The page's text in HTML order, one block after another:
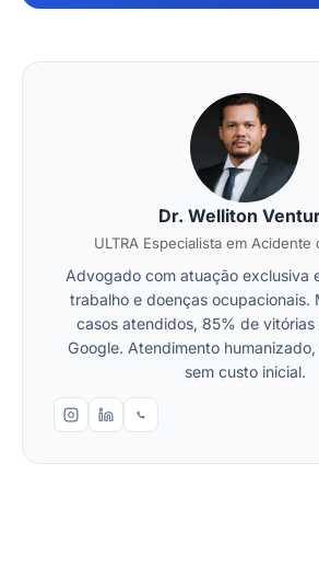
Dr. Welliton
ULTRA Especialista em Acidente
Advogado com atuação exclusiva
trabalho e doenças ocupacionais.
casos atendidos, 85% de vitórias
Google. Atendimento
sem custo inicial.